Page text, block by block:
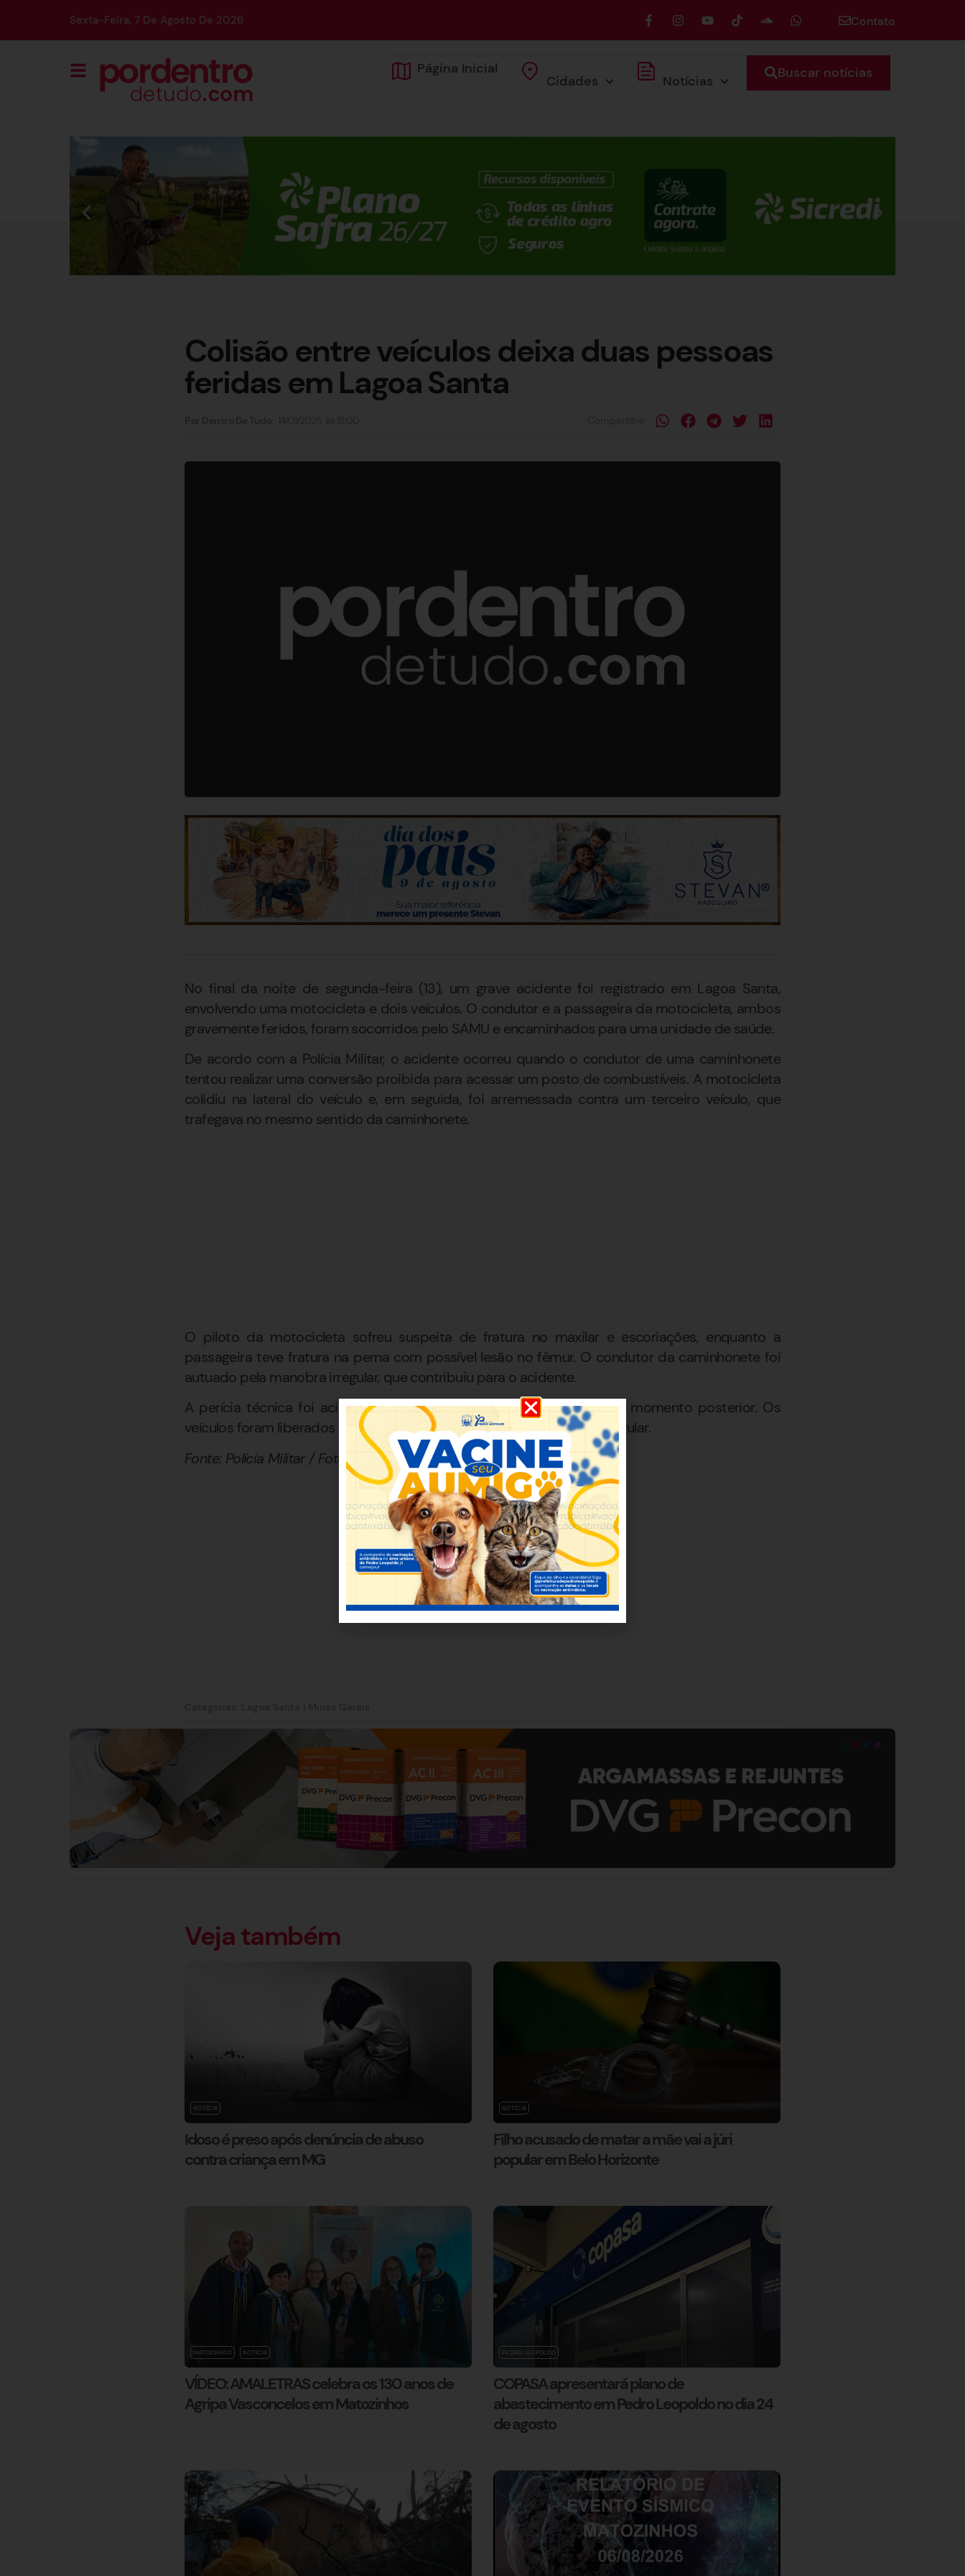
Sexta-Feira, 7 De Agosto De 2026 Contato
Página Inicial
Cidades Notícias Buscar notícias
Colisão entre veículos deixa duas pessoas
feridas em Lagoa Santa
No final da noite de segunda-feira (13), um grave acidente foi registrado em Lagoa Santa,
envolvendo uma motocicleta e dois veículos. O condutor e a passageira da motocicleta, ambos
gravemente feridos, foram socorridos pelo SAMU e encaminhados para uma unidade de saúde.
De acordo com a Polícia Militar, o acidente ocorreu quando o condutor de uma caminhonete
tentou realizar uma conversão proibida para acessar um posto de combustíveis. A motocicleta
colidiu na lateral do veículo e, em seguida, foi arremessada contra um terceiro veículo, que
trafegava no mesmo sentido da caminhonete.
O piloto da motocicleta sofreu suspeita de fratura no maxilar e escoriações, enquanto a
passageira teve fratura na perna com possível lesão no fêmur. O condutor da caminhonete foi
autuado pela manobra irregular, que contribuiu para o acidente.
A perícia técnica foi acionada, mas realizará a análise detalhada em momento posterior. Os
veículos foram liberados aos proprietários por estarem em situação regular.
Fonte: Polícia Militar / Foto: Divulgação
Veja também
NOTÍCIA
Idoso é preso após denúncia de abuso
contra criança em MG
NOTÍCIA
Filho acusado de matar a mãe vai a júri
popular em Belo Horizonte
MATOZINHOS NOTÍCIA
VÍDEO: AMALETRAS celebra os 130 anos de
Agripa Vasconcelos em Matozinhos
PEDRO LEOPOLDO
COPASA apresentará plano de
abastecimento em Pedro Leopoldo no dia 24
de agosto